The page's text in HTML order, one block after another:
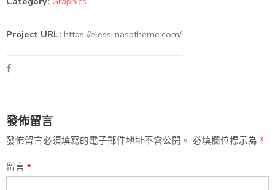
Project URL: https://elessi.nasatheme.com/
發佈留言
發佈留言必須填寫的電子郵件地址不會公開。 必填欄位標示為 *
留言 *